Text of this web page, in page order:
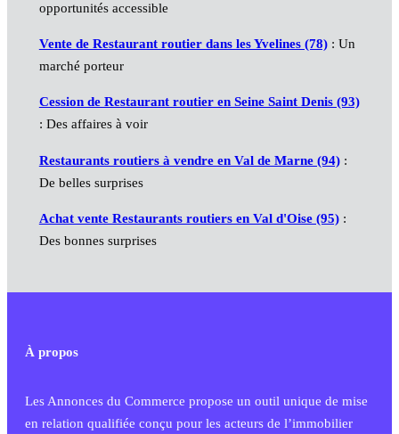
opportunités accessible
Vente de Restaurant routier dans les Yvelines (78): Un
marché porteur
Cession de Restaurant routier en Seine Saint Denis (93)
: Des affaires à voir
Restaurants routiers à vendre en Val de Marne (94):
De belles surprises
Achat vente Restaurants routiers en Val d'Oise (95):
Des bonnes surprises
À propos
Les Annonces du Commerce propose un outil unique de mise
en relation qualifiée conçu pour les acteurs de l’immobilier